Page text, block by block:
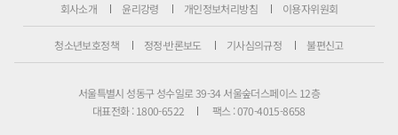
회사소개 윤리강령 개인정보처리방침 이용자위원회
청소년보호정책 정정·반론보도 기사심의규정 불편신고
서울특별시 성동구 성수일로 39-34 서울숲더스페이스 12층
대표전화 : 1800-6522
팩스 : 070-4015-8658